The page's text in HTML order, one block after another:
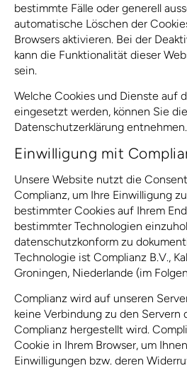
bestimmte Fälle oder generell
automatische Löschen der
Browsers aktivieren. Bei der
kann die Funktionalität dieser
sein.
Welche Cookies und Dienste auf
eingesetzt werden, können Sie
Datenschutzerklärung entnehmen.
Einwilligung mit
Unsere Website nutzt die
Complianz, um Ihre Einwilligung
bestimmter Cookies auf Ihrem
bestimmter Technologien
datenschutzkonform zu
Technologie ist Complianz B.V.,
Groningen, Niederlande (im
Complianz wird auf unseren
keine Verbindung zu den Servern
Complianz hergestellt wird.
Cookie in Ihrem Browser, um
Einwilligungen bzw. deren